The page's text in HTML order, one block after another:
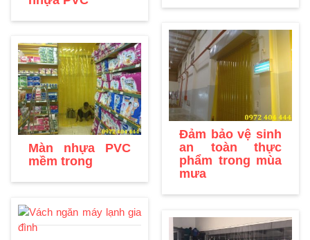
Đảm bảo vệ sinh
an toàn thực
phẩm trong mùa
mưa
Màn nhựa PVC
mềm trong